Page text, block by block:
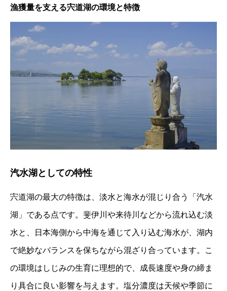
漁獲量を支える宍道湖の環境と特徴
汽水湖としての特性
宍道湖の最大の特徴は、淡水と海水が混じり合う「汽水
湖」である点です。斐伊川や来待川などから流れ込む淡
水と、日本海側から中海を通じて入り込む海水が、湖内
で絶妙なバランスを保ちながら混ざり合っています。こ
の環境はしじみの生育に理想的で、成長速度や身の締ま
り具合に良い影響を与えます。塩分濃度は天候や季節に